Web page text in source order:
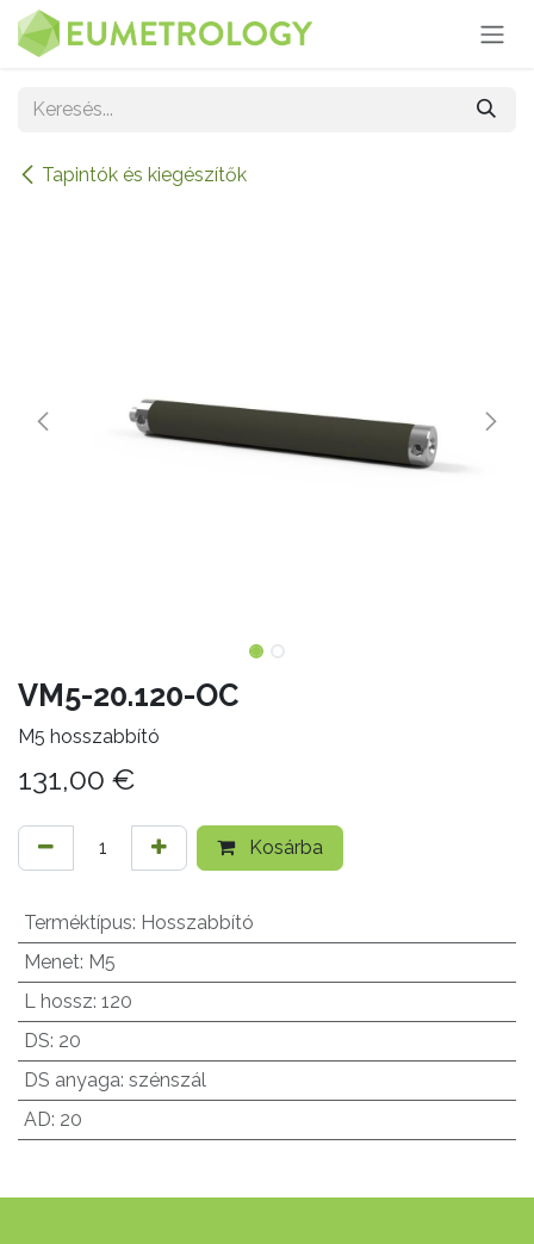
Kihagyás és továbblépés a tartalomhoz
Tapintók és kiegészítők
VM5-20.120-OC
M5 hosszabbító
131,00 €
Kosárba
Terméktípus: Hosszabbító
Menet: M5
L hossz: 120
DS: 20
DS anyaga: szénszál
AD: 20